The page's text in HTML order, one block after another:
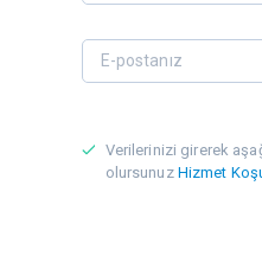
Verilerinizi girerek
olursunuz Hizmet